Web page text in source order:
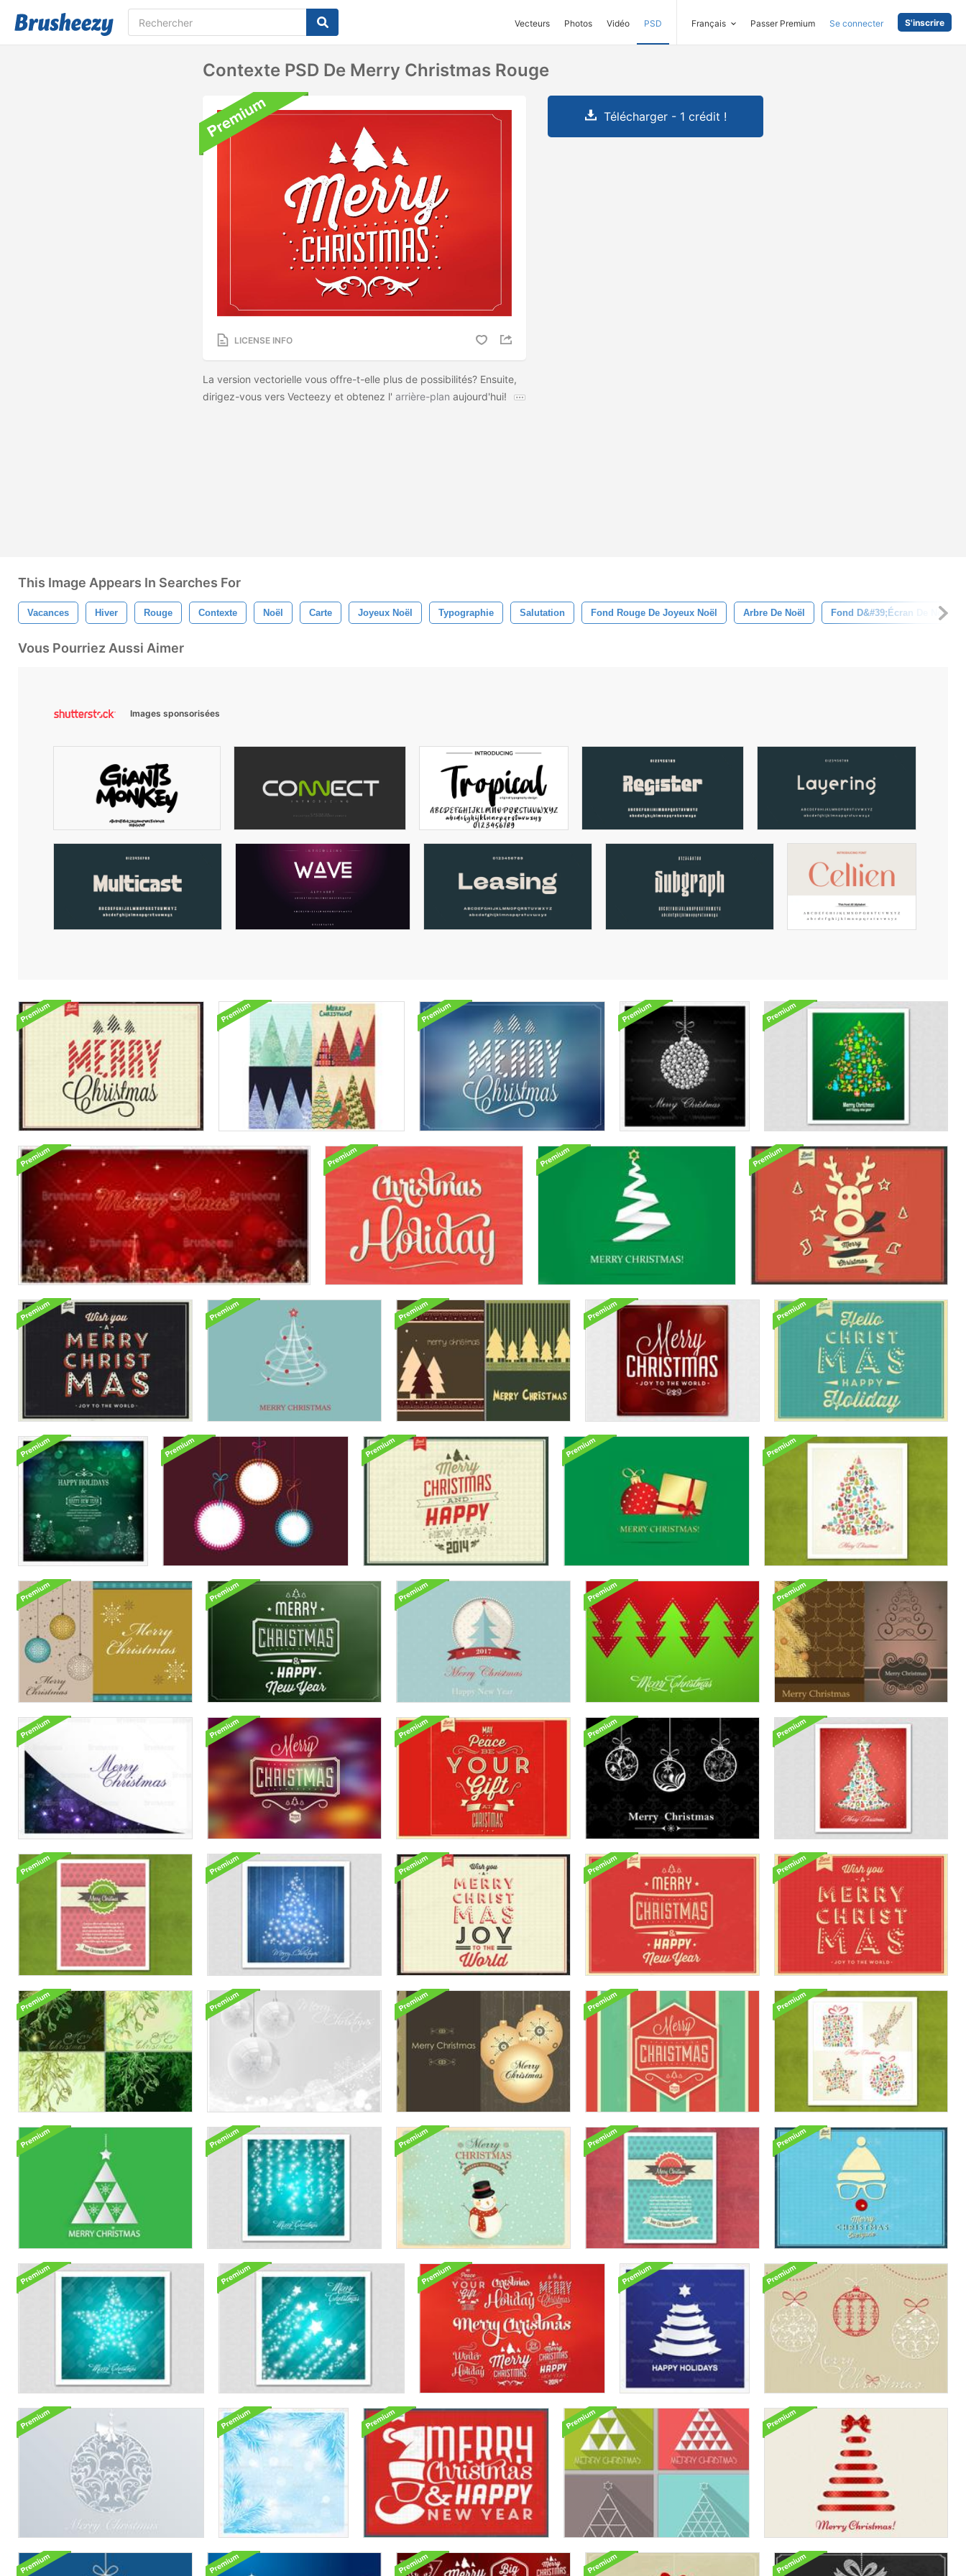
Vecteurs Photos Vidéo PSD Français Passer Premium Se connecter S'inscrire
Contexte PSD De Merry Christmas Rouge
LICENSE INFO
La version vectorielle vous offre-t-elle plus de possibilités? Ensuite,
dirigez-vous vers Vecteezy et obtenez l' arrière-plan aujourd'hui!
Télécharger - 1 crédit !
This Image Appears In Searches For
Vacances Hiver Rouge Contexte Noël Carte Joyeux Noël Typographie Salutation Fond Rouge De Joyeux Noël Arbre De Noël Fond D&#39;écran De Noël
Vous Pourriez Aussi Aimer
Images sponsorisées